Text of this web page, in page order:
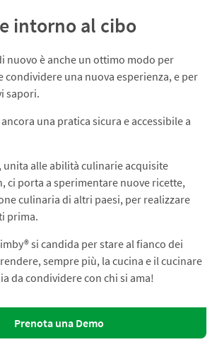
intorno al cibo
nuovo è anche un ottimo modo per
condividere una nuova esperienza, e per
sapori.
una pratica sicura e accessibile a
unita alle abilità culinarie acquisite
ci porta a sperimentare nuove ricette,
culinaria di altri paesi, per realizzare
prima.
si candida per stare al fianco dei
sempre più, la cucina e il cucinare
da condividere con chi si ama!
Prenota una Demo